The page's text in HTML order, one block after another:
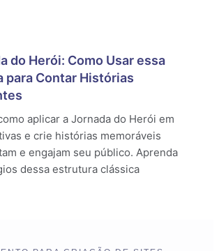
do Herói: Como Usar essa
para Contar Histórias
aplicar a Jornada do Herói em
e crie histórias memoráveis
e engajam seu público. Aprenda
dessa estrutura clássica